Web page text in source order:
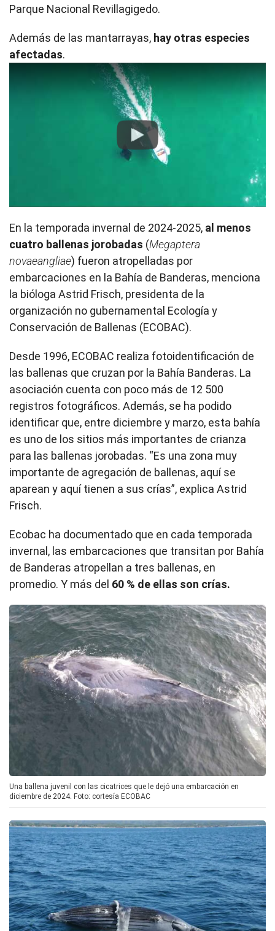
Parque Nacional Revillagigedo.
Además de las mantarrayas, hay otras especies
afectadas.
Play
En la temporada invernal de 2024-2025, al menos
cuatro ballenas jorobadas (Megaptera
novaeangliae) fueron atropelladas por
embarcaciones en la Bahía de Banderas, menciona
la bióloga Astrid Frisch, presidenta de la
organización no gubernamental Ecología y
Conservación de Ballenas (ECOBAC).
Desde 1996, ECOBAC realiza fotoidentificación de
las ballenas que cruzan por la Bahía Banderas. La
asociación cuenta con poco más de 12 500
registros fotográficos. Además, se ha podido
identificar que, entre diciembre y marzo, esta bahía
es uno de los sitios más importantes de crianza
para las ballenas jorobadas. “Es una zona muy
importante de agregación de ballenas, aquí se
aparean y aquí tienen a sus crías”, explica Astrid
Frisch.
Ecobac ha documentado que en cada temporada
invernal, las embarcaciones que transitan por Bahía
de Banderas atropellan a tres ballenas, en
promedio. Y más del 60 % de ellas son crías.
Una ballena juvenil con las cicatrices que le dejó una embarcación en
diciembre de 2024. Foto: cortesía ECOBAC